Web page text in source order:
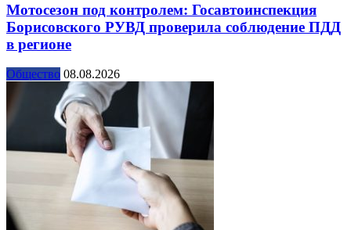
Мотосезон под контролем: Госавтоинспекция
Борисовского РУВД проверила соблюдение ПДД
в регионе
Общество 08.08.2026